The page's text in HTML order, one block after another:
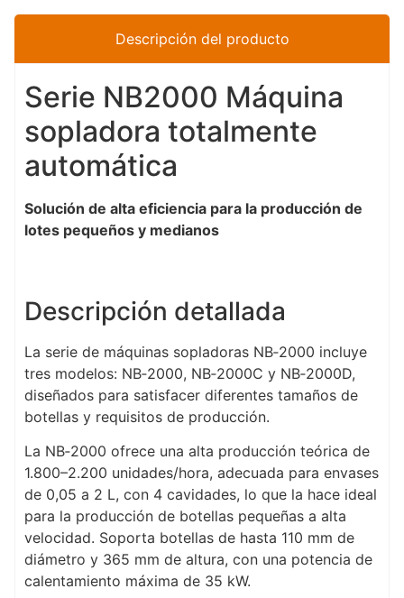
Descripción del producto
Serie NB2000 Máquina
sopladora totalmente
automática
Solución de alta eficiencia para la producción de
lotes pequeños y medianos
Descripción detallada
La serie de máquinas sopladoras NB‑2000 incluye
tres modelos: NB‑2000, NB‑2000C y NB‑2000D,
diseñados para satisfacer diferentes tamaños de
botellas y requisitos de producción.
La NB‑2000 ofrece una alta producción teórica de
1.800–2.200 unidades/hora, adecuada para envases
de 0,05 a 2 L, con 4 cavidades, lo que la hace ideal
para la producción de botellas pequeñas a alta
velocidad. Soporta botellas de hasta 110 mm de
diámetro y 365 mm de altura, con una potencia de
calentamiento máxima de 35 kW.